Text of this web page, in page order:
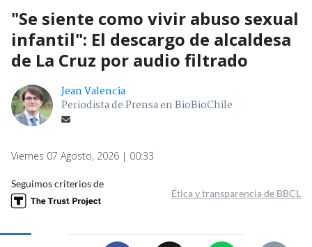
"Se siente como vivir abuso sexual
infantil": El descargo de alcaldesa
de La Cruz por audio filtrado
Jean Valencia
Periodista de Prensa en BioBioChile
Viernes 07 Agosto, 2026 | 00:33
Seguimos criterios de
Ética y transparencia de BBCL